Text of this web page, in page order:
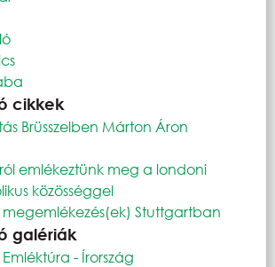
cikkek
Brüsszelben Márton Áron
emlékeztünk meg a londoni
közösséggel
Stuttgartban
galériák
- Írország